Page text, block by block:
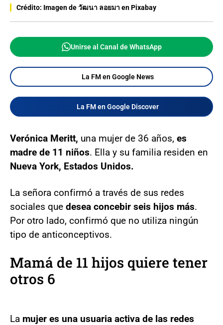
Crédito: Imagen de วัฒนา ลอยมา en Pixabay
Unirse al Canal de WhatsApp
La FM en Google News
La FM en Google Discover
Verónica Meritt, una mujer de 36 años, es
madre de 11 niños. Ella y su familia residen en
Nueva York, Estados Unidos.
La señora confirmó a través de sus redes
sociales que desea concebir seis hijos más.
Por otro lado, confirmó que no utiliza ningún
tipo de anticonceptivos.
Mamá de 11 hijos quiere tener
otros 6
La mujer es una usuaria activa de las redes